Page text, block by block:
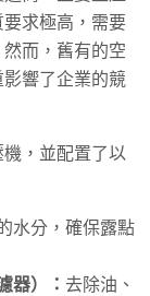
求極高，需要
而，舊有的空
響了企業的競
，並配置了以
水分，確保露點
器）： 去除油、